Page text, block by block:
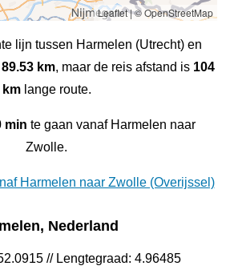
Leaflet|© OpenStreetMap
lijn tussen Harmelen (Utrecht) en
89.53 km, maar de reis afstand is 104
kmlange route.
min te gaan vanaf Harmelen naar
Zwolle.
Harmelen naar Zwolle (Overijssel)
Nederland
// Lengtegraad: 4.96485